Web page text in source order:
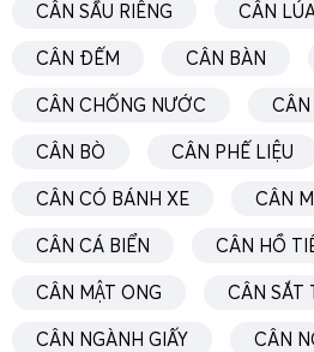
hóa quy trình chăn nuôi, nâng
công tác cân heo.
CÂN SẦU RIÊNG CÂN
CÂN ĐẾM CÂN BÀN
CÂN CHỐNG NƯỚC CÂN
CÂN BÒ CÂN PHẾ LIỆU
CÂN CÓ BÁNH XE CÂN
CÂN CÁ BIỂN CÂN HỒ
CÂN MẬT ONG CÂN SẮT
CÂN NGÀNH GIẤY CÂN